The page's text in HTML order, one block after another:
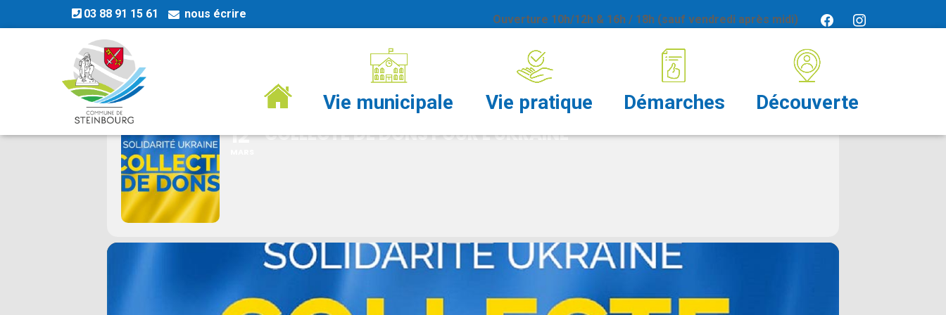
Ouverture 10h/12h & 16h / 18h (sauf vendredi après midi)
03 88 91 15 61 nous écrire
Vie municipale Vie pratique Démarches Découverte
COLLECTE DE DONS POUR L'UKRAINE
12 COLLECTE DE DONS POUR L'UKRAINE